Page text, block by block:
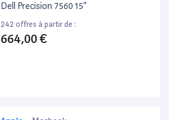
Dell Precision 7560 15”
242 offres à partir de :
664,00 €